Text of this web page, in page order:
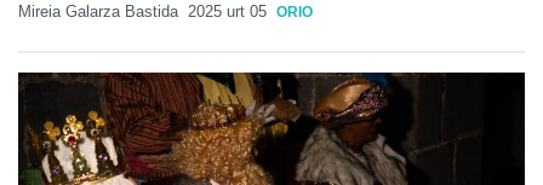
Mireia Galarza Bastida 2025 urt 05 ORIO